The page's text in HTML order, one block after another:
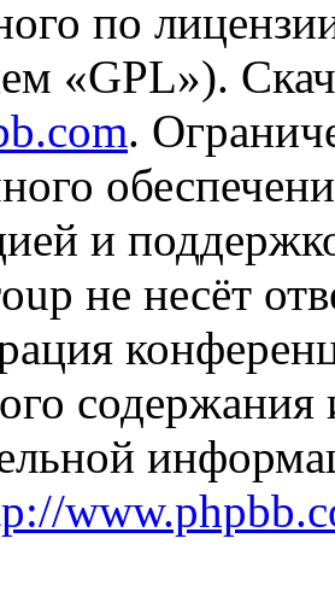
по
«GPL»).
.
и
не несёт